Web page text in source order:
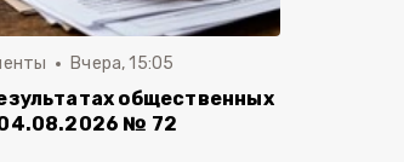
Вчера, 15:05
общественных
№ 72